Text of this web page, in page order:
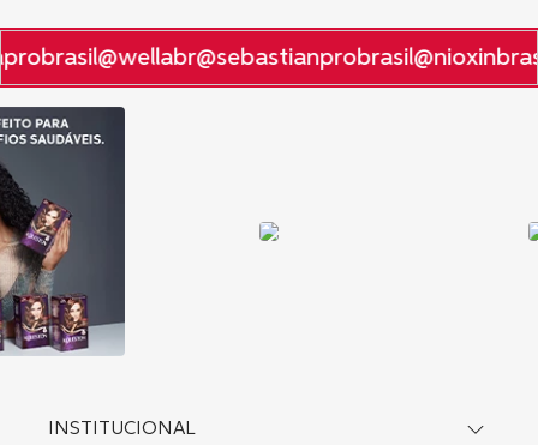
@wellabr@sebastianprobrasil
INSTITUCIONAL